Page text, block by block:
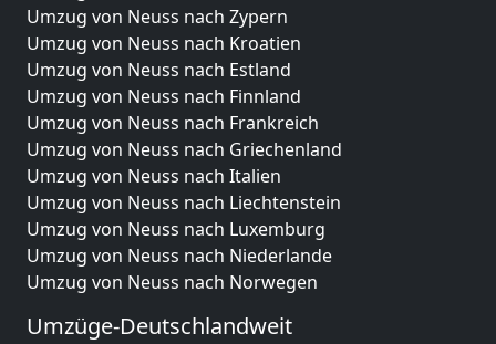
Umzug von Neuss nach Zypern
Umzug von Neuss nach Kroatien
Umzug von Neuss nach Estland
Umzug von Neuss nach Finnland
Umzug von Neuss nach Frankreich
Umzug von Neuss nach Griechenland
Umzug von Neuss nach Italien
Umzug von Neuss nach Liechtenstein
Umzug von Neuss nach Luxemburg
Umzug von Neuss nach Niederlande
Umzug von Neuss nach Norwegen
Umzüge-Deutschlandweit